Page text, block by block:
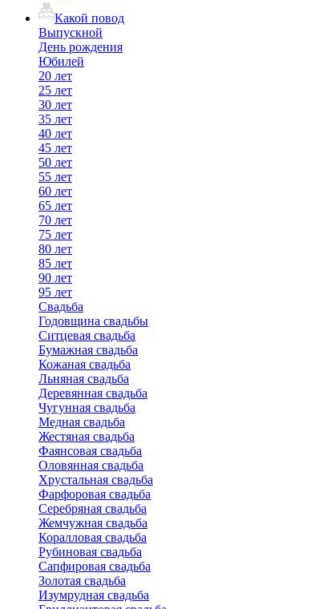
Какой повод
Выпускной
День рождения
Юбилей
20 лет
25 лет
30 лет
35 лет
40 лет
45 лет
50 лет
55 лет
60 лет
65 лет
70 лет
75 лет
80 лет
85 лет
90 лет
95 лет
Свадьба
Годовщина свадьбы
Ситцевая свадьба
Бумажная свадьба
Кожаная свадьба
Льняная свадьба
Деревянная свадьба
Чугунная свадьба
Медная свадьба
Жестяная свадьба
Фаянсовая свадьба
Оловянная свадьба
Хрустальная свадьба
Фарфоровая свадьба
Серебряная свадьба
Жемчужная свадьба
Коралловая свадьба
Рубиновая свадьба
Сапфировая свадьба
Золотая свадьба
Изумрудная свадьба